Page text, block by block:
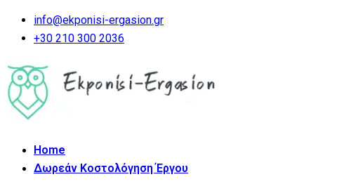
info@ekponisi-ergasion.gr
+30 210 300 2036
Home
Δωρεάν Κοστολόγηση Έργου